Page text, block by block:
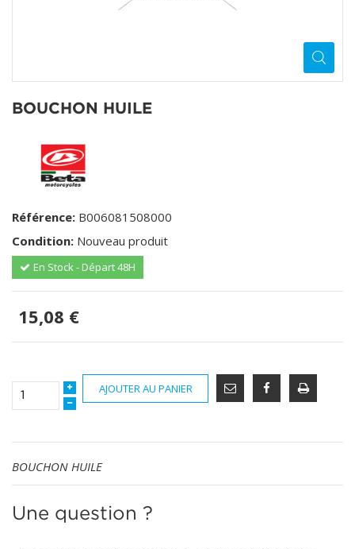
BOUCHON HUILE
Référence: B006081508000
Condition: Nouveau produit
En Stock - Départ 48H
15,08 €
AJOUTER AU PANIER
BOUCHON HUILE
Une question ?